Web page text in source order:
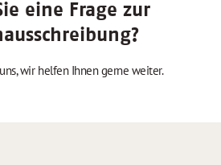
eine Frage zur
wir helfen Ihnen gerne weiter.